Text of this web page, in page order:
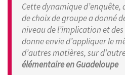
Cette dynamique d’enquête,
de choix de groupe a donné
niveau de l’implication et
donne envie d’appliquer le
d’autres matières, sur
élémentaire en Guadeloupe